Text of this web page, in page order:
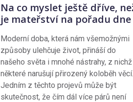
Na co myslet ještě dříve,
je mateřství na pořadu dne
Moderní doba, která nám všemožnými
způsoby ulehčuje život, přináší do
našeho světa i mnohé nástrahy, z nichž
některé narušují přirozený koloběh věcí.
Jedním z těchto projevů může být
skutečnost, že čím dál více párů není